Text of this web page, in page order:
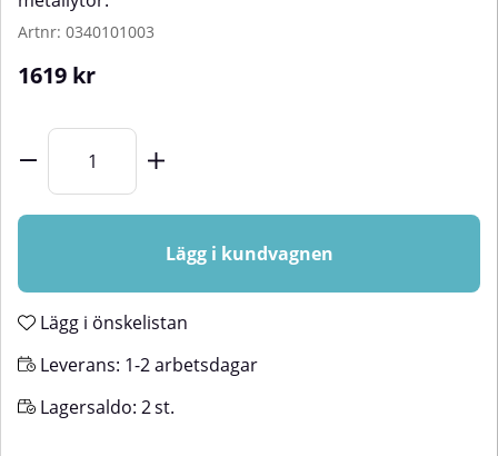
Artnr: 0340101003
1619 kr
Lägg i kundvagnen
Lägg i önskelistan
Leverans: 1-2 arbetsdagar
Lagersaldo: 2st.